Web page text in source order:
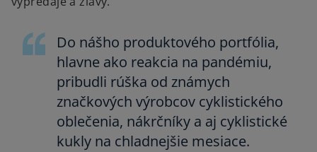
Do nášho produktového portfólia,
hlavne ako reakcia na pandémiu,
pribudli rúška od známych
značkových výrobcov cyklistického
oblečenia, nákrčníky a aj cyklistické
kukly na chladnejšie mesiace.